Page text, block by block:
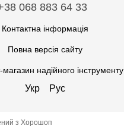
068 883 64 33
Контактна інформація
Повна версія сайту
магазин надійного інструменту
Укр Рус
з Хорошоп